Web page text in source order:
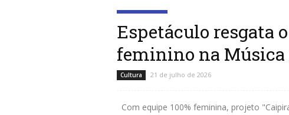
Espetáculo resgata
feminino na Música
Cultura 21 de julho de 2026
Com equipe 100% feminina, projeto